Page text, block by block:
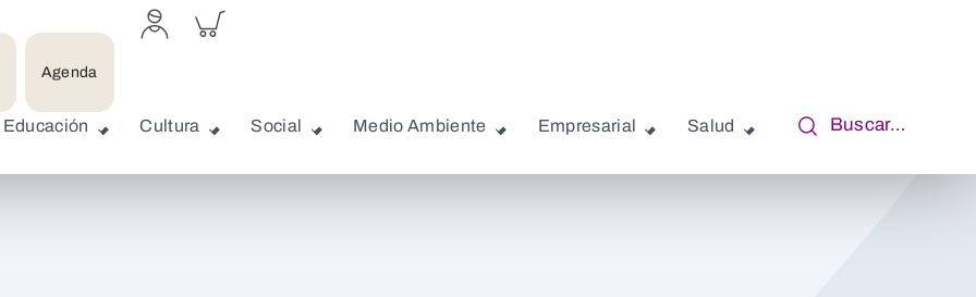
Agenda
Acceder
a
Inspeccionar
carrito
Educación Cultura Social Medio Ambiente Empresarial Salud Buscar…